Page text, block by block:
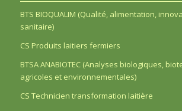
BTS BIOQUALIM (Qualité, alimentation,
sanitaire)
CS Produits laitiers fermiers
BTSA ANABIOTEC (Analyses biologiques,
agricoles et environnementales)
CS Technicien transformation laitière